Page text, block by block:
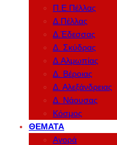
Π.Ε.Πέλλας
Δ.Πέλλας
Δ.Έδεσσας
Δ. Σκύδρας
Δ.Αλμωπίας
Δ. Βέροιας
Δ. Αλεξάνδρειας
Δ. Νάουσας
Κόσμος
ΘΈΜΑΤΑ
Αγορά